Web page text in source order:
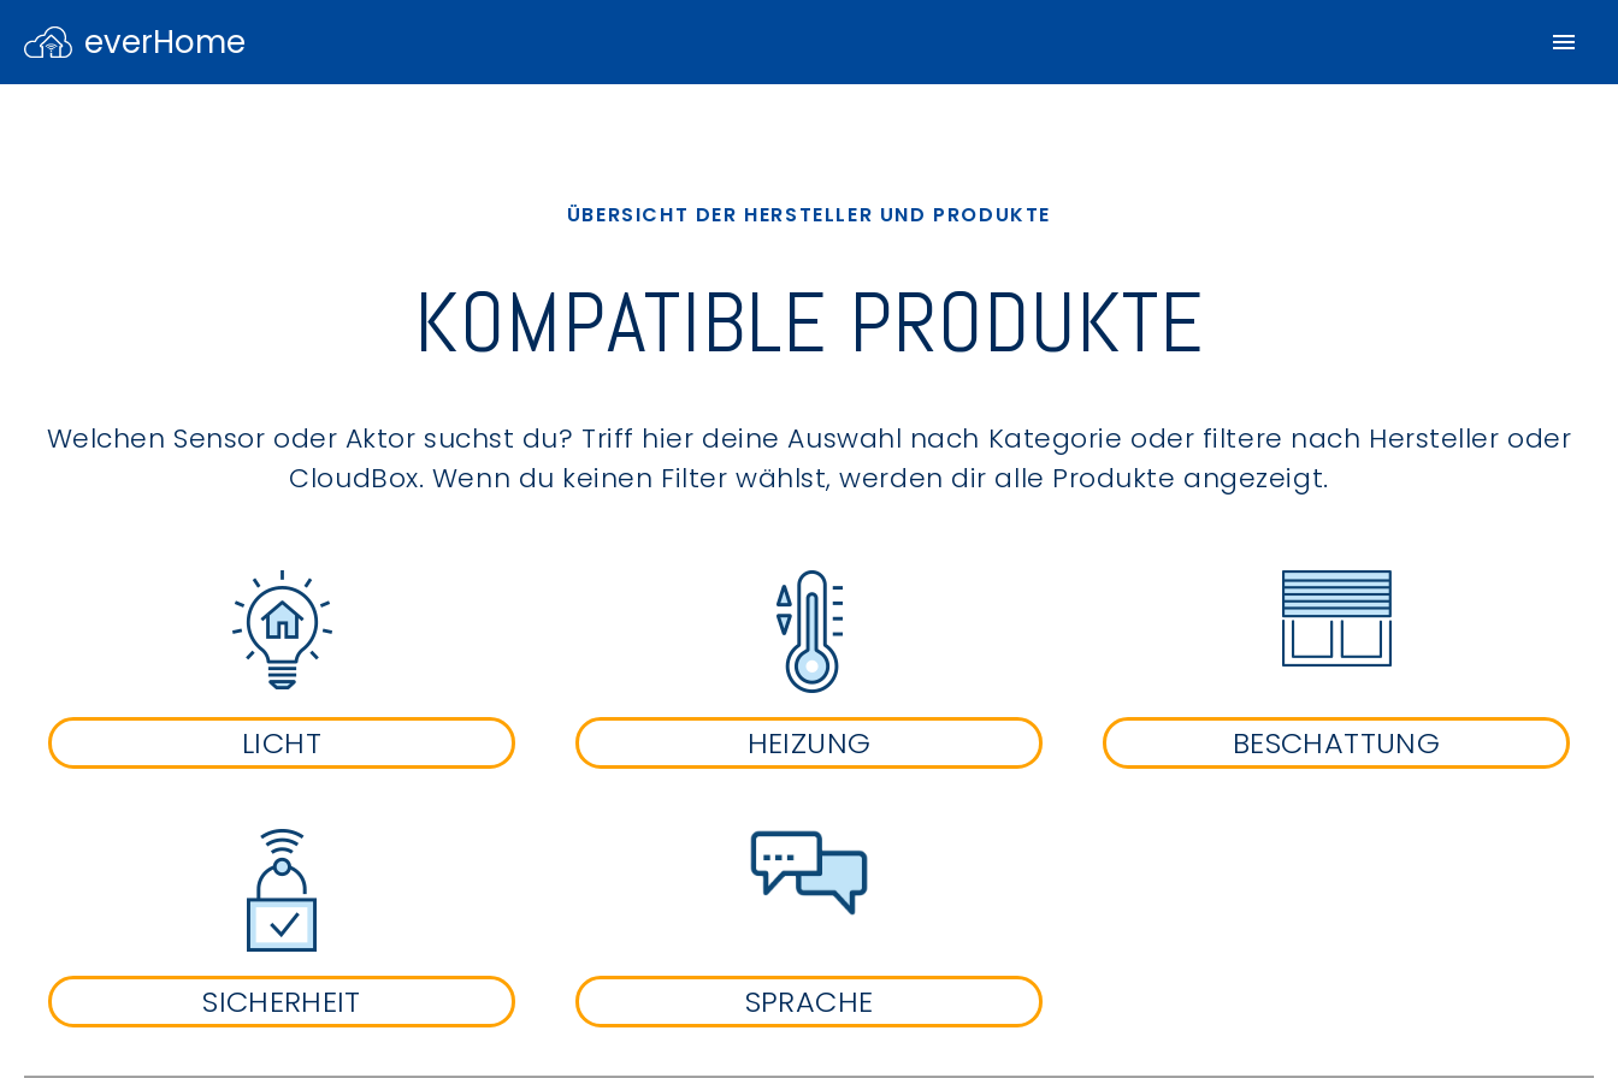
everHome
ÜBERSICHT DER HERSTELLER UND PRODUKTE
KOMPATIBLE PRODUKTE
Welchen Sensor oder Aktor suchst du? Triff hier deine Auswahl nach Kategorie oder filtere nach Hersteller oder
CloudBox. Wenn du keinen Filter wählst, werden dir alle Produkte angezeigt.
LICHT HEIZUNG BESCHATTUNG
SICHERHEIT SPRACHE